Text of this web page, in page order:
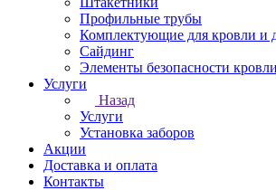
Профильные трубы
Комплектующие для кровли и
Сайдинг
Элементы безопасности кровли
Услуги
Назад
Услуги
Установка заборов
Акции
Доставка и оплата
Контакты